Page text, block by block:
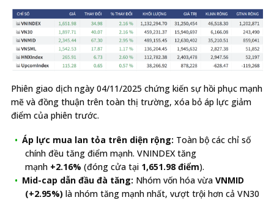
Phiên giao dịch ngày 04/11/2025 chứng kiến sự hồi phục mạnh
mẽ và đồng thuận trên toàn thị trường, xóa bỏ áp lực giảm
điểm của phiên trước.
Áp lực mua lan tỏa trên diện rộng: Toàn bộ các chỉ số
chính đều tăng điểm mạnh. VNINDEX tăng
mạnh +2.16% (đóng cửa tại 1,651.98 điểm).
Mid-cap dẫn đầu đà tăng: Nhóm vốn hóa vừa VNMID
(+2.95%) là nhóm tăng mạnh nhất, vượt trội hơn cả VN30